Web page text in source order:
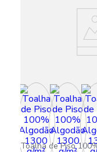
Toalha de Piso